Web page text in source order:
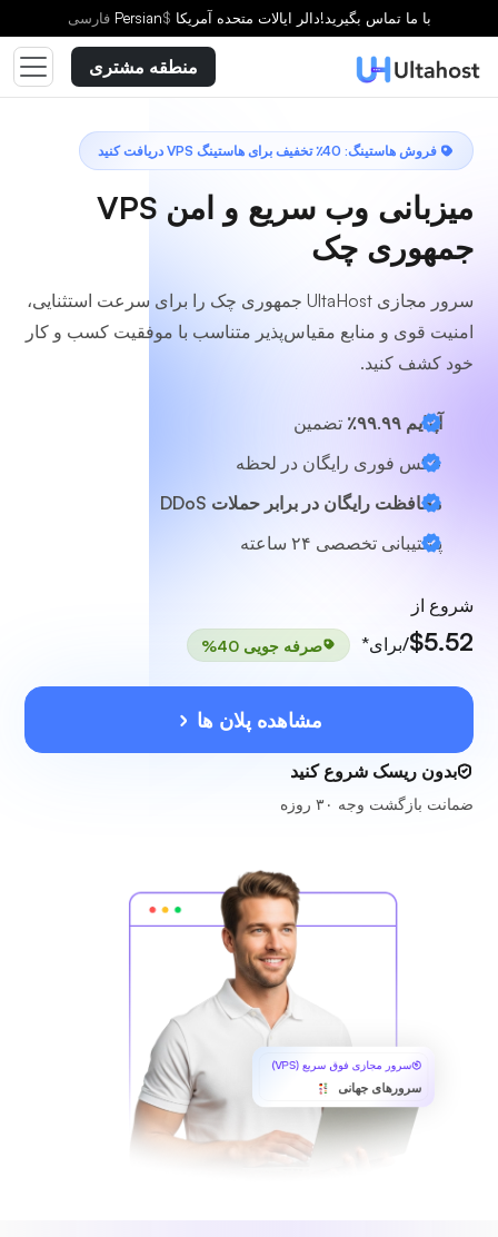
با ما تماس بگیرید!دالر ایالات متحده آمریکا $
Persian فارسى
منطقه مشتری
فروش هاستینگ: 40٪ تخفیف برای هاستینگ VPS دریافت کنید
میزبانی وب سریع و امن VPS
جمهوری چک
سرور مجازی UltaHost جمهوری چک را برای سرعت استثنایی،
امنیت قوی و منابع مقیاس‌پذیر متناسب با موفقیت کسب و کار
خود کشف کنید.
آپتایم ۹۹.۹۹٪
تضمین
عکس فوری رایگان در لحظه
محافظت رایگان در برابر حملات DDoS
پشتیبانی تخصصی
شروع از
$5.52/برای* صرفه جویی 40%
مشاهده پلان ها
بدون ریسک شروع کنید
ضمانت بازگشت وجه ۳۰ روزه
سرور مجازی فوق سریع (VPS)
سرورهای جهانی